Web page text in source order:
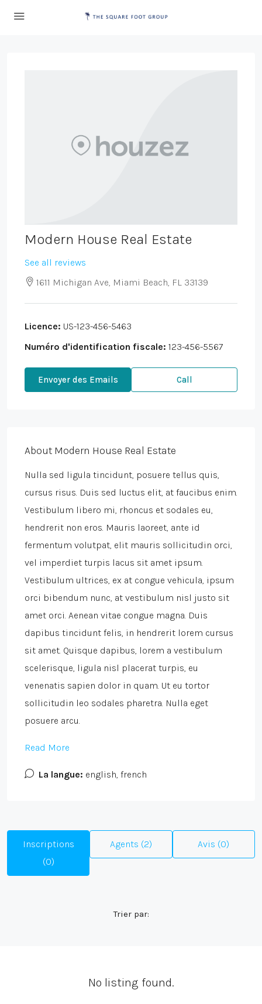
Modern House Real Estate
See all reviews
1611 Michigan Ave, Miami Beach, FL 33139
Licence: US-123-456-5463
Numéro d'identification fiscale: 123-456-5567
Envoyer des Emails Call
About Modern House Real Estate
Nulla sed ligula tincidunt, posuere tellus quis,
cursus risus. Duis sed luctus elit, at faucibus enim.
Vestibulum libero mi, rhoncus et sodales eu,
hendrerit non eros. Mauris laoreet, ante id
fermentum volutpat, elit mauris sollicitudin orci,
vel imperdiet turpis lacus sit amet ipsum.
Vestibulum ultrices, ex at congue vehicula, ipsum
orci bibendum nunc, at vestibulum nisl justo sit
amet orci. Aenean vitae congue magna. Duis
dapibus tincidunt felis, in hendrerit lorem cursus
sit amet. Quisque dapibus, lorem a vestibulum
scelerisque, ligula nisl placerat turpis, eu
venenatis sapien dolor in quam. Ut eu tortor
sollicitudin leo sodales pharetra. Nulla eget
posuere arcu.
Read More
La langue: english, french
Inscriptions
(0)
Agents (2) Avis (0)
Trier par:
No listing found.